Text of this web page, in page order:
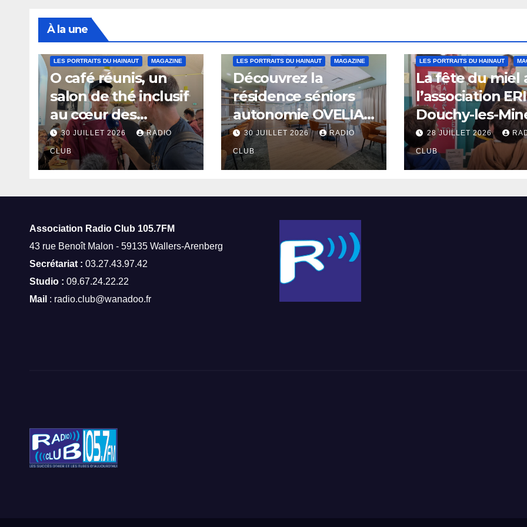
À la une
LES PORTRAITS DU HAINAUT MAGAZINE
O café réunis, un
salon de thé inclusif
au cœur des
thermes de Saint-
Amand-les-Eaux
30 JUILLET 2026 RADIO
CLUB
LES PORTRAITS DU HAINAUT MAGAZINE
Découvrez la
résidence séniors
autonomie OVELIA
à Saint-Saulve
30 JUILLET 2026 RADIO
CLUB
LES PORTRAITS DU HAINAUT
La fête du miel
l’association
Douchy-les-
28 JUILLET 2026
CLUB
Association Radio Club 105.7FM
43 rue Benoît Malon - 59135 Wallers-Arenberg
Secrétariat : 03.27.43.97.42
Studio : 09.67.24.22.22
Mail : radio.club@wanadoo.fr